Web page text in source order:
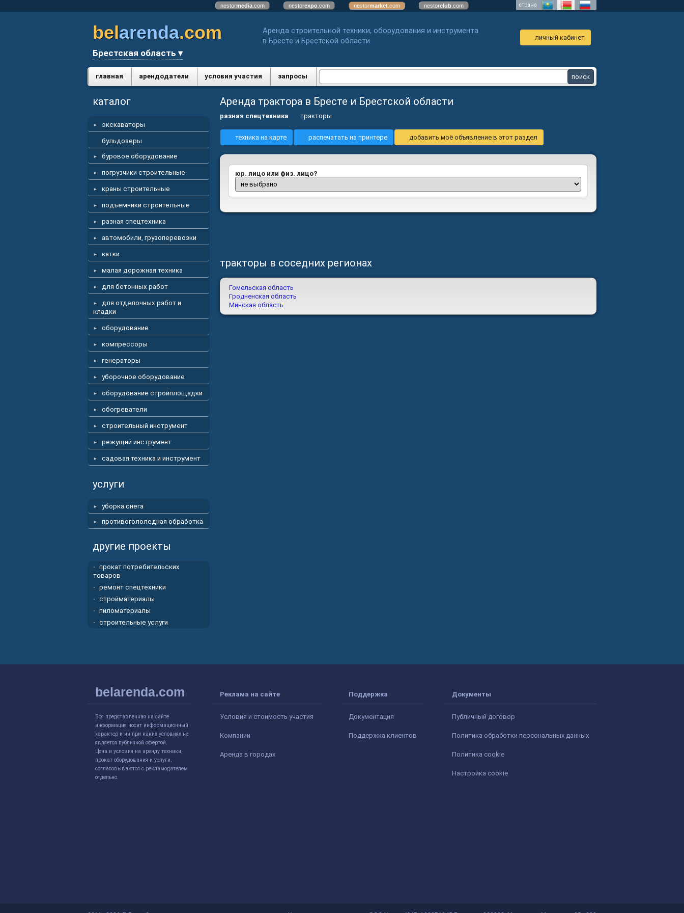
nestormedia .com nestorexpo .com nestormarket .com nestorclub .com страна
belarenda.com
Брестская область ▾
Аренда строительной техники, оборудования и инструмента
в Бресте и Брестской области
личный кабинет
главная арендодатели условия участия запросы
каталог
экскаваторы
бульдозеры
буровое оборудование
погрузчики строительные
краны строительные
подъемники строительные
разная спецтехника
автомобили, грузоперевозки
катки
малая дорожная техника
для бетонных работ
для отделочных работ и
кладки
оборудование
компрессоры
генераторы
уборочное оборудование
оборудование стройплощадки
обогреватели
строительный инструмент
режущий инструмент
садовая техника и инструмент
услуги
уборка снега
противогололедная обработка
другие проекты
прокат потребительских
товаров
ремонт спецтехники
стройматериалы
пиломатериалы
строительные услуги
Аренда трактора в Бресте и Брестской области
разная спецтехника тракторы
техника на карте распечатать на принтере добавить моё объявление в этот раздел
юр. лицо или физ. лицо?
тракторы в соседних регионах
Гомельская область
Гродненская область
Минская область
belarenda.com
Вся представленная на сайте
информация носит информационный
характер и ни при каких условиях не
является публичной офертой.
Цена и условия на аренду техники,
прокат оборудования и услуги,
согласовываются с рекламодателем
отдельно.
Реклама на сайте
Условия и стоимость участия
Компании
Аренда в городах
Поддержка
Документация
Поддержка клиентов
Документы
Публичный договор
Политика обработки персональных данных
Политика cookie
Настройка cookie